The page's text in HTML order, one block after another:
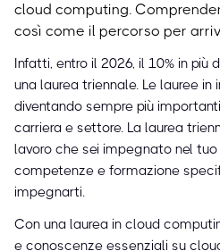
cloud computing.
così come il percorso per
Infatti, entro il 2026, il 10% in più
una laurea triennale. Le lauree
diventando sempre più
carriera e settore. La laurea
lavoro che sei impegnato nel
competenze e formazione
impegnarti.
Con una laurea in cloud
e conoscenze essenziali su